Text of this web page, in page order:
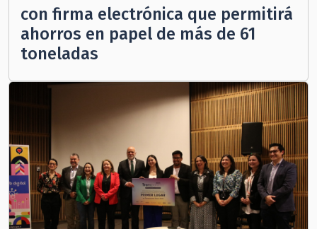
con firma electrónica que permitirá
ahorros en papel de más de 61
toneladas